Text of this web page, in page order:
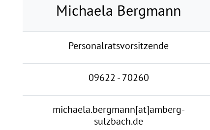
Michaela Bergmann
Personalratsvorsitzende
09622 - 70260
michaela.bergmann[at]amberg-
sulzbach.de